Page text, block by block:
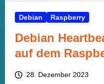
Debian Raspberry
Debian
auf dem
28. Dezember 2023